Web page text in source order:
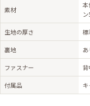
素材
本
生地の厚さ 標
裏地 あ
ファスナー 背
付属品